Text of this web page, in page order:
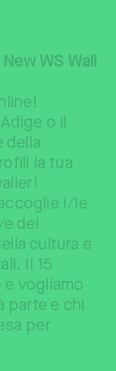
WS Wall
o il
della
la tua
i/le
del
cultura e
Il 15
vogliamo
parte e chi
per